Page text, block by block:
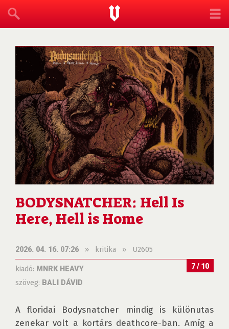
BODYSNATCHER: Hell Is
Here, Hell is Home
2026. 04. 16. 07:26» kritika » U2605
7 / 10
kiadó: MNRK HEAVY
szöveg: BALI DÁVID
A floridai Bodysnatcher mindig is különutas
zenekar volt a kortárs deathcore-ban. Amíg a